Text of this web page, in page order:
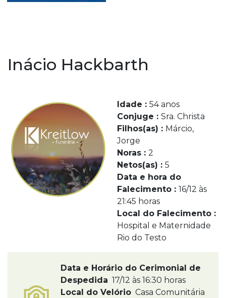
Inácio Hackbarth
Idade : 54 anos
Conjuge : Sra. Christa
Filhos(as) : Márcio,
Jorge
Noras : 2
Netos(as) : 5
Data e hora do
Falecimento : 16/12 às
21:45 horas
Local do Falecimento :
Hospital e Maternidade
Rio do Testo
Data e Horário do Cerimonial de
Despedida 17/12 às 16:30 horas
Local do Velório Casa Comunitária